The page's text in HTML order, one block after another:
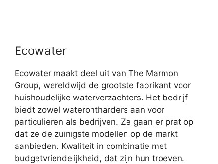
Ecowater
Ecowater maakt deel uit van The Marmon
Group, wereldwijd de grootste fabrikant voor
huishoudelijke waterverzachters. Het bedrijf
biedt zowel waterontharders aan voor
particulieren als bedrijven. Ze gaan er prat op
dat ze de zuinigste modellen op de markt
aanbieden. Kwaliteit in combinatie met
budgetvriendelijkheid, dat zijn hun troeven.